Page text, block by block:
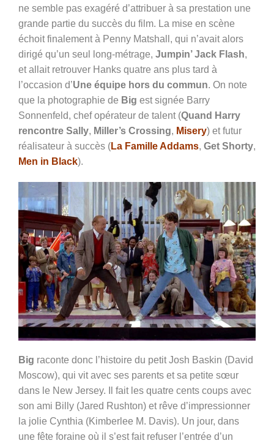
ne semble pas exagéré d’attribuer à sa prestation une
grande partie du succès du film. La mise en scène
échoit finalement à Penny Matshall, qui n’avait alors
dirigé qu’un seul long-métrage, Jumpin’ Jack Flash,
et allait retrouver Hanks quatre ans plus tard à
l’occasion d’Une équipe hors du commun. On note
que la photographie de Big est signée Barry
Sonnenfeld, chef opérateur de talent (Quand Harry
rencontre Sally, Miller’s Crossing, Misery) et futur
réalisateur à succès (La Famille Addams, Get Shorty,
Men in Black).
Big raconte donc l’histoire du petit Josh Baskin (David
Moscow), qui vit avec ses parents et sa petite sœur
dans le New Jersey. Il fait les quatre cents coups avec
son ami Billy (Jared Rushton) et rêve d’impressionner
la jolie Cynthia (Kimberlee M. Davis). Un jour, dans
une fête foraine où il s’est fait refuser l’entrée d’un